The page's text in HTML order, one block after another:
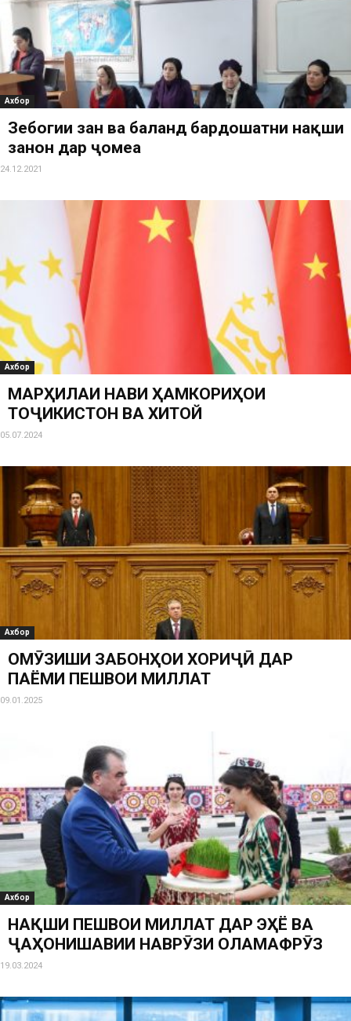
Ахбор
Зебогии зан ва баланд бардошатни нақши
занон дар ҷомеа
24.12.2021
Ахбор
МАРҲИЛАИ НАВИ ҲАМКОРИҲОИ
ТОҶИКИСТОН ВА ХИТОЙ
05.07.2024
Ахбор
ОМӮЗИШИ ЗАБОНҲОИ ХОРИҶӢ ДАР
ПАЁМИ ПЕШВОИ МИЛЛАТ
09.01.2025
Ахбор
НАҚШИ ПЕШВОИ МИЛЛАТ ДАР ЭҲЁ ВА
ҶАҲОНИШАВИИ НАВРӮЗИ ОЛАМАФРӮЗ
19.03.2024